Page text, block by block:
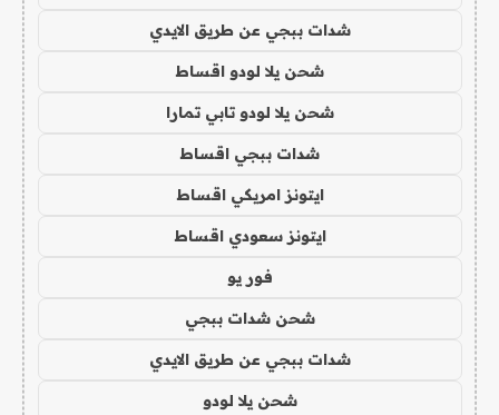
شدات ببجي عن طريق الايدي
شحن يلا لودو اقساط
شحن يلا لودو تابي تمارا
شدات ببجي اقساط
ايتونز امريكي اقساط
ايتونز سعودي اقساط
فور يو
شحن شدات ببجي
شدات ببجي عن طريق الايدي
شحن يلا لودو